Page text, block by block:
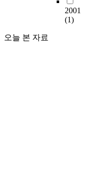
2001
(1)
오늘 본 자료